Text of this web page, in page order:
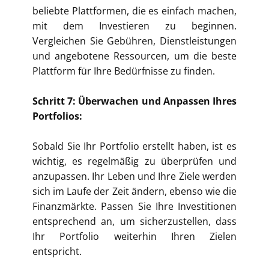
beliebte Plattformen, die es einfach machen,
mit dem Investieren zu beginnen.
Vergleichen Sie Gebühren, Dienstleistungen
und angebotene Ressourcen, um die beste
Plattform für Ihre Bedürfnisse zu finden.
Schritt 7: Überwachen und Anpassen Ihres
Portfolios:
Sobald Sie Ihr Portfolio erstellt haben, ist es
wichtig, es regelmäßig zu überprüfen und
anzupassen. Ihr Leben und Ihre Ziele werden
sich im Laufe der Zeit ändern, ebenso wie die
Finanzmärkte. Passen Sie Ihre Investitionen
entsprechend an, um sicherzustellen, dass
Ihr Portfolio weiterhin Ihren Zielen
entspricht.